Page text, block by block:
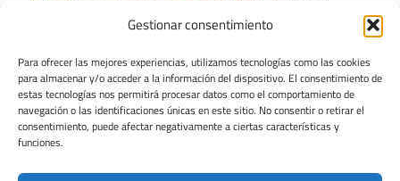
Gestionar consentimiento
Para ofrecer las mejores experiencias, utilizamos tecnologías como las cookies
para almacenar y/o acceder a la información del dispositivo. El consentimiento de
estas tecnologías nos permitirá procesar datos como el comportamiento de
navegación o las identificaciones únicas en este sitio. No consentir o retirar el
consentimiento, puede afectar negativamente a ciertas características y
funciones.